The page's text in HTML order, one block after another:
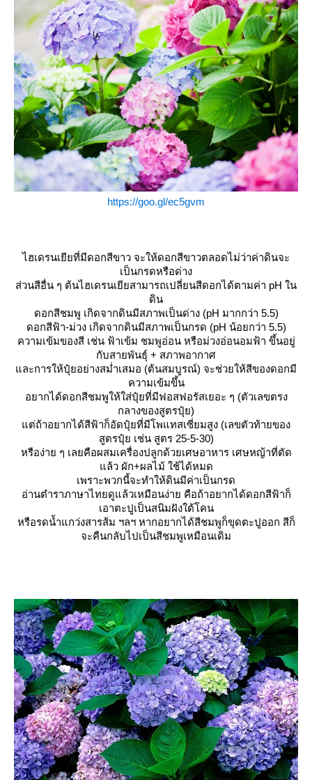
https://goo.gl/ec5gvm
ไฮเดรนเยียที่มีดอกสีขาว จะให้ดอกสีขาวตลอดไม่ว่าค่าดินจะ
เป็นกรดหรือด่าง
ส่วนสีอื่น ๆ ต้นไฮเดรนเยียสามารถเปลี่ยนสีดอกได้ตามค่า pH ใน
ดิน
ดอกสีชมพู เกิดจากดินมีสภาพเป็นด่าง (pH มากกว่า 5.5)
ดอกสีฟ้า-ม่วง เกิดจากดินมีสภาพเป็นกรด (pH น้อยกว่า 5.5)
ความเข้มของสี เช่น ฟ้าเข้ม ชมพูอ่อน หรือม่วงอ่อนอมฟ้า ขึ้นอยู่
กับสายพันธุ์ + สภาพอากาศ
ละการให้ปุ๋ยอย่างสม่ำเสมอ (ต้นสมบูรณ์) จะช่วยให้สีของดอกมี
ความเข้มขึ้น
อยากได้ดอกสีชมพูให้ใส่ปุ๋ยที่มีฟอสฟอรัสเยอะ ๆ (ตัวเลขตรง
กลางของสูตรปุ๋ย)
ต่ถ้าอยากได้สีฟ้าก็อัดปุ๋ยที่มีโพแทสเซี่ยมสูง (เลขตัวท้ายของ
สูตรปุ๋ย เช่น สูตร 25-5-30)
หรือง่าย ๆ เลยคือผสมเครื่องปลูกด้วยเศษอาหาร เศษหญ้าที่ตัด
ล้ว ผัก+ผลไม้ ใช้ได้หมด
เพราะพวกนี้จะทำให้ดินมีค่าเป็นกรด
อ่านตำราภาษาไทยดูแล้วเหมือนง่าย คือถ้าอยากได้ดอกสีฟ้าก็
เอาตะปูเป็นสนิมฝังใต้โคน
หรือรดน้ำแกว่งสารส้ม ฯลฯ หากอยากได้สีชมพูก็ขุดตะปูออก สีก็
จะคืนกลับไปเป็นสีชมพูเหมือนเดิม